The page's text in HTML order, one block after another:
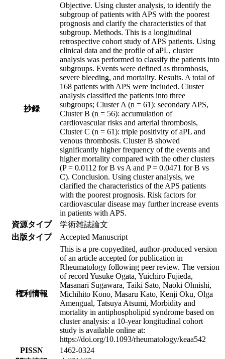
抄録
Objective. Using cluster analysis, to identify the
subgroup of patients with APS with the poorest
prognosis and clarify the characteristics of that
subgroup. Methods. This is a longitudinal
retrospective cohort study of APS patients. Using
clinical data and the profile of aPL, cluster
analysis was performed to classify the patients into
subgroups. Events were defined as thrombosis,
severe bleeding, and mortality. Results. A total of
168 patients with APS were included. Cluster
analysis classified the patients into three
subgroups; Cluster A (n = 61): secondary APS,
Cluster B (n = 56): accumulation of
cardiovascular risks and arterial thrombosis,
Cluster C (n = 61): triple positivity of aPL and
venous thrombosis. Cluster B showed
significantly higher frequency of the events and
higher mortality compared with the other clusters
(P = 0.0112 for B vs A and P = 0.0471 for B vs
C). Conclusion. Using cluster analysis, we
clarified the characteristics of the APS patients
with the poorest prognosis. Risk factors for
cardiovascular disease may further increase events
in patients with APS.
資源タイプ
学術雑誌論文
出版タイプ
Accepted Manuscript
権利情報
This is a pre-copyedited, author-produced version
of an article accepted for publication in
Rheumatology following peer review. The version
of record Yusuke Ogata, Yuichiro Fujieda,
Masanari Sugawara, Taiki Sato, Naoki Ohnishi,
Michihito Kono, Masaru Kato, Kenji Oku, Olga
Amengual, Tatsuya Atsumi, Morbidity and
mortality in antiphospholipid syndrome based on
cluster analysis: a 10-year longitudinal cohort
study is available online at:
https://doi.org/10.1093/rheumatology/keaa542
PISSN
1462-0324